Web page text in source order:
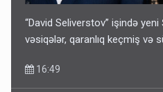
“David Seliverstov” işində
vəsiqələr, qaranlıq keçmiş və
16:49